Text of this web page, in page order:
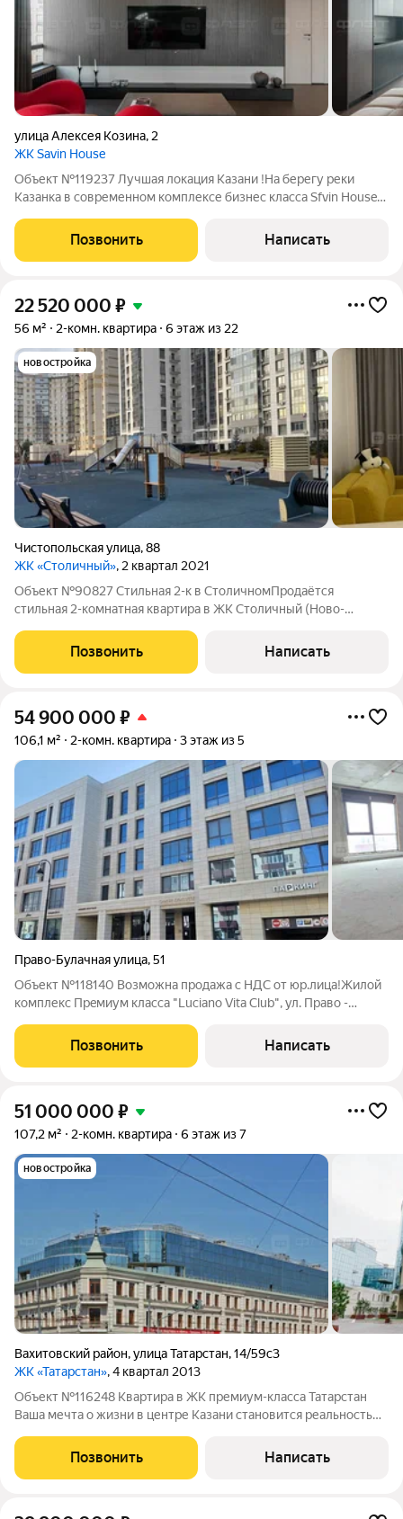
улица Алексея Козина, 2
ЖК Savin House
Объект №119237 Лучшая локация Казани !На берегу реки
Казанка в современном комплексе бизнес класса Sfvin House
дизайнерским ремонтом . Жилой комплекс находится в
шаговой доступности от Казанской Ривьеры .
Позвонить Написать
22 520 000 ₽
56 м² 2-комн. квартира 6 этаж из 22
новостройка
Чистопольская улица,88
ЖК «Столичный», 2 квартал 2021
Объект №90827 Стильная 2-к в СтоличномПродаётся
стильная 2-комнатная квартира в ЖК Столичный (Ново-
Комнаты 17,0 м и 17,2 м Кладовая 3,1 м Балкон 2,8 м Квартира с
качественным ремонтом из дорогих
Позвонить Написать
54 900 000 ₽
106,1 м² 2-комн. квартира 3 этаж из 5
Право-Булачная улица,51
Объект №118140 Возможна продажа с НДС от юр.лица!Жилой
комплекс Пpeмиум клaсca "Luciano Vita Сlub", ул. Право -
в вариации одна, двух или трех комнатной квартиры, как
студийного, так и
Позвонить Написать
51 000 000 ₽
107,2 м² 2-комн. квартира 6 этаж из 7
новостройка
Вахитовский район,улица Татарстан,14/59с3
ЖК «Татарстан», 4 квартал 2013
Объект №116248 Квартира в ЖК премиум-класса Татарстан
Ваша мечта о жизни в центре Казани становится реальностью!
двухкомнатную квартиру в престижном жилом комплексе
премиум-класса «Татарстан», расположенном в
Позвонить Написать